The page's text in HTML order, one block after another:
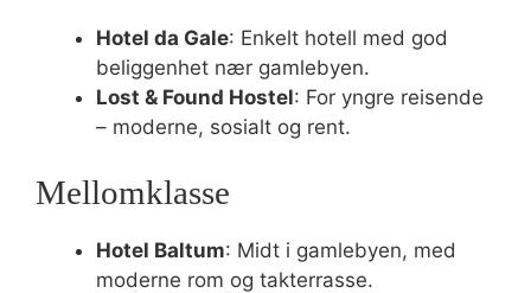
Hotel da Gale: Enkelt hotell med god
beliggenhet nær gamlebyen.
Lost & Found Hostel: For yngre reisende
– moderne, sosialt og rent.
Mellomklasse
Hotel Baltum: Midt i gamlebyen, med
moderne rom og takterrasse.